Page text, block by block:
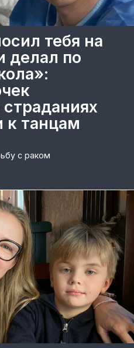
тебя на
делал по
страданиях
к танцам
с раком